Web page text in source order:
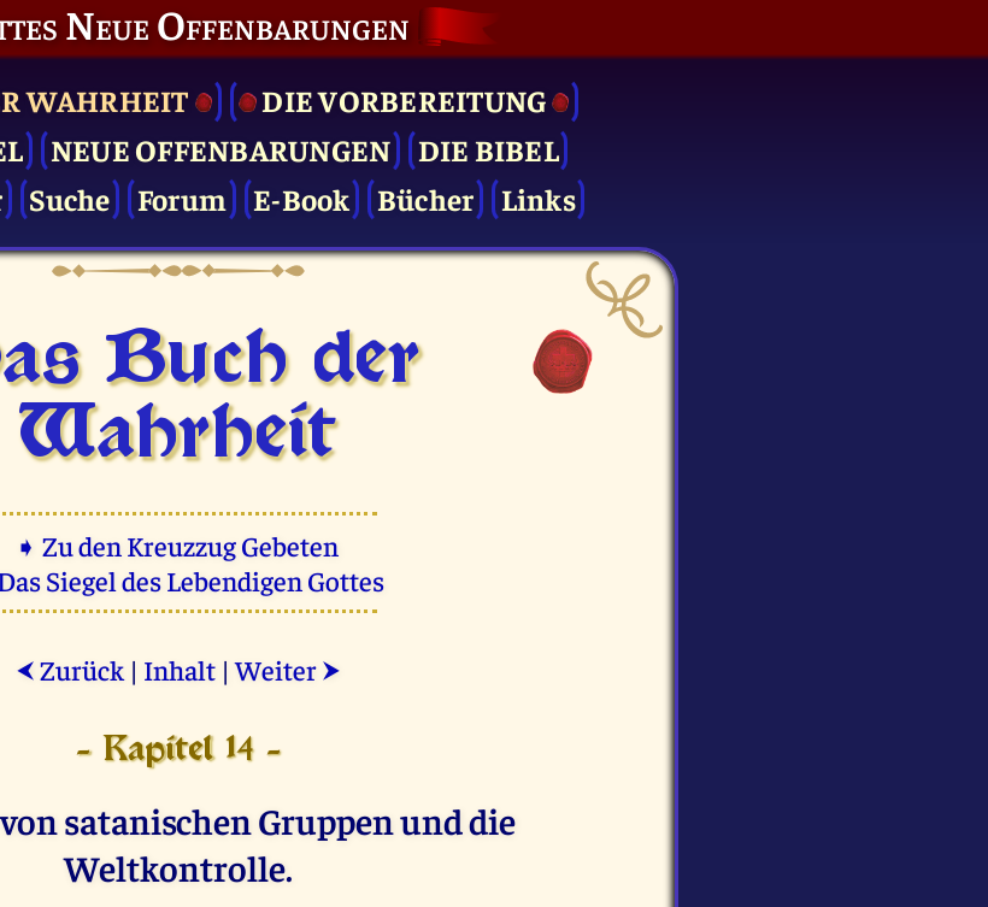
Neue Offenbarungen
WAHRHEIT
DIE VOR­BEREITUNG
NEUE OFFENBARUNGEN
DIE BIBEL
Suche Forum E-Book Bücher Links
Buch der
Wahrheit
➧ Zu den Kreuzzug Gebeten
Siegel des Lebendigen Gottes
⮜ Zurück | Inhalt |Weiter ⮞
- Kapitel 14 -
satanischen Gruppen und die
Weltkontrolle.